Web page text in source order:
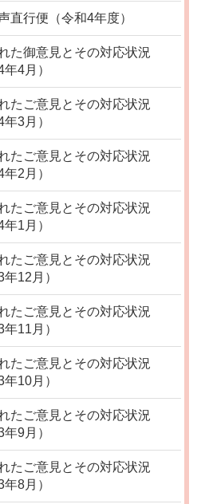
直行便（令和4年度）
た御意見とその対応状況
年4月）
たご意見とその対応状況
年3月）
たご意見とその対応状況
年2月）
たご意見とその対応状況
年1月）
たご意見とその対応状況
年12月）
たご意見とその対応状況
年11月）
たご意見とその対応状況
年10月）
たご意見とその対応状況
年9月）
たご意見とその対応状況
年8月）